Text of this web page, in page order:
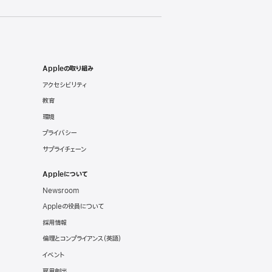
Appleの取り組み
アクセシビリティ
教育
環境
プライバシー
サプライチェーン
Appleについて
Newsroom
Appleの役員について
採用情報
倫理とコンプライアンス（英語）
イベント